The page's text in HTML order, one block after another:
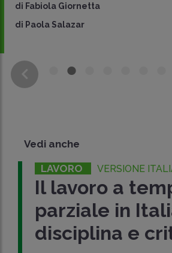
di Fabiola Giornetta
di Paola Salazar
Vedi anche
LAVORO VERSIONE
Il lavoro a
parziale in
disciplina e